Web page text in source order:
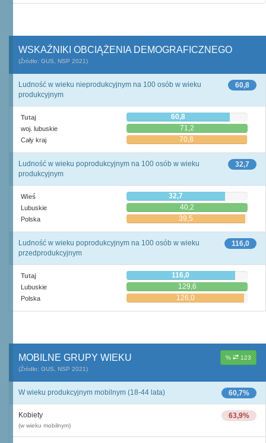
WSKAŹNIKI OBCIĄŻENIA DEMOGRAFICZNEGO
(Źródło: GUS, NSP 2021)
60,8
Ludność w wieku nieprodukcyjnym na 100 osób w wieku
produkcyjnym
Tutaj 60,8
woj. lubuskie 71,2
Cały kraj 70,8
32,7
Ludność w wieku poprodukcyjnym na 100 osób w wieku
produkcyjnym
Wieś 32,7
Lubuskie 40,2
Polska 39,5
116,0
Ludność w wieku poprodukcyjnym na 100 osób w wieku
przedprodukcyjnym
Tutaj 116,0
Lubuskie 129,6
Polska 126,0
% 123
MOBILNE GRUPY WIEKU
(Źródło: GUS, NSP 2021)
60,7%
W wieku produkcyjnym mobilnym (18-44 lata)
63,9%
Kobiety
(w wieku mobilnym)